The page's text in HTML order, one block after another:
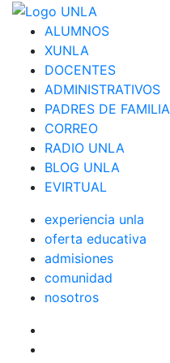
ALUMNOS
XUNLA
DOCENTES
ADMINISTRATIVOS
PADRES DE FAMILIA
CORREO
RADIO UNLA
BLOG UNLA
EVIRTUAL
experiencia unla
oferta educativa
admisiones
comunidad
nosotros